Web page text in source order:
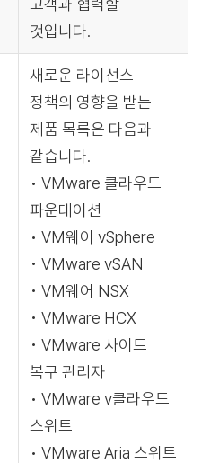
것입니다.
새로운 라이선스
정책의 영향을 받는
제품 목록은 다음과
같습니다.
• VMware 클라우드
파운데이션
• VM웨어 vSphere
• VMware vSAN
• VM웨어 NSX
• VMware HCX
• VMware 사이트
복구 관리자
• VMware v클라우드
스위트
• VMware Aria 스위트